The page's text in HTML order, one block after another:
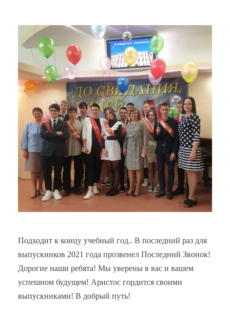
Подходит к концу учебный год.. В последний раз для
выпускников 2021 года прозвенел Последний Звонок!
Дорогие наши ребята! Мы уверены в вас и вашем
успешном будущем! Аристос гордится своими
выпускниками! В добрый путь!